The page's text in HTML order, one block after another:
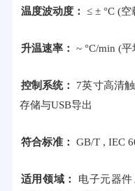
温度波动度： ≤ ± °C (空
升温速率： ~ °C/min (
控制系统：
7英寸高清
存储与USB导出
符合标准： GB/T , IEC
适用领域：
电子元器